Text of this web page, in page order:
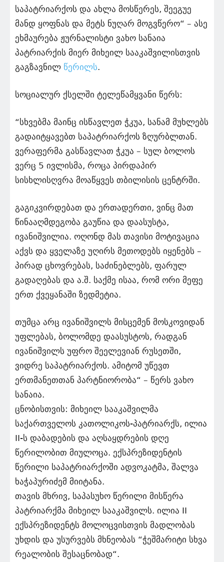
საპატრიარქოს და ახლა მოსწერეს, შეეგუე
მანდ ყოფნას და მეტს ნუღარ მოგვწერო“ – ასე
ეხმაურება ჟურნალისტი ვახო სანაია
პატრიარქის მიერ მიხეილ სააკაშვილისთვის
გაგზავნილ წერილს.
სოციალურ ქსელში ტელეწამყვანი წერს:
“სხვებმა მაინც ისწავლეთ ჭკუა, სანამ მუხლებს
გადაიტყავებთ საპატრიარქოს ზღურბლთან.
ვერაფერმა გასწავლათ ჭკუა – სულ ბოლოს
ვერც 5 ივლისმა, როცა პირდაპირ
სისხლისღვრა მოაწყვეს თბილისის ცენტრში.
გაგიკვირდებათ და ერთადერთი, ვინც მათ
წინააღმდეგობა გაუწია და დაასუსტა,
ივანიშვილია. ოღონდ მას თავისი მოტივაცია
აქვს და ყველაზე უღირს მეთოდებს იყენებს –
პირად ცხოვრებას, საძინებლებს, ფარულ
გადაღებას და ა.შ. საქმე ისაა, რომ ორი მეფე
ერთ ქვეყანაში ზედმეტია.
თუმცა არც ივანიშვილს მისცემენ მოსკოვიდან
უფლებას, ბოლომდე დაასუსტოს, რადგან
ივანიშვილს უფრო შეელევიან რუსეთში,
ვიდრე საპატრიარქოს. ამიტომ უწევთ
ერთმანეთთან პარტნიორობა“ – წერს ვახო
სანაია.
ცნობისთვის: მიხეილ სააკაშვილმა
საქართველოს კათოლიკოს-პატრიარქს, ილია
II-ს დაბადების და აღსაყდრების დღე
წერილობით მიულოცა. ექსპრეზიდენტის
წერილი საპატრიარქოში ადვოკატმა, შალვა
ხაჭაპურიძემ მიიტანა.
თავის მხრივ, საპასუხო წერილი მისწერა
პატრიარქმა მიხეილ სააკაშვილს. ილია II
ექსპრეზიდენტს მოლოცვისთვის მადლობას
უხდის და უსურვებს მხნეობას “ჭეშმარიტი სხვა
რეალობის შესაცნობად“.